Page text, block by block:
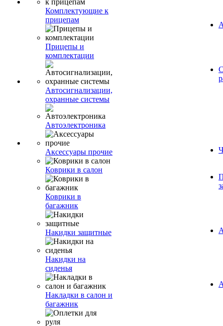
Комплектующие к
прицепам
Прицепы и
комплектации
Автосигнализации,
охранные системы
Автоэлектроника
Аксессуары прочие
Коврики в салон
Коврики в
багажник
Накидки защитные
Накидки на
сиденья
Накладки в салон и
багажник